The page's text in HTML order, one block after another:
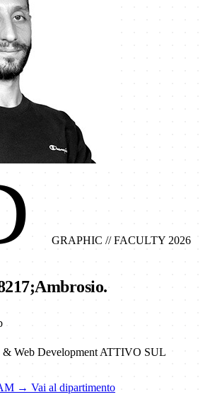
GRAPHIC // FACULTY 2026
Web Development ATTIVO SUL
→ Vai al dipartimento